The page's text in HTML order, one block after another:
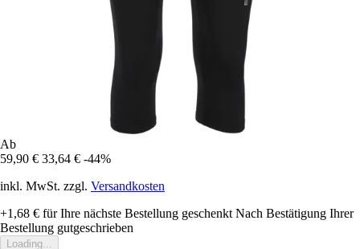
Ab
59,90 € 33,64 € -44%
inkl. MwSt. zzgl. Versandkosten
+1,68 € für Ihre nächste Bestellung geschenkt Nach Bestätigung Ihrer
Bestellung gutgeschrieben
Loading...